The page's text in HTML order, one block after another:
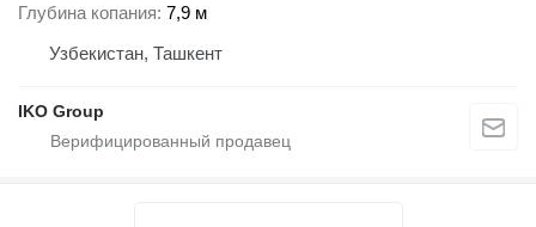
Глубина копания 7,9 м
Узбекистан, Ташкент
IKO Group